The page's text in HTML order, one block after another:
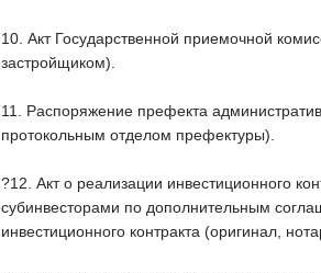
10. Акт Государственной приемочной
застройщиком).
11. Распоряжение префекта
протокольным отделом префектуры).
?12. Акт о реализации инвестиционного
субинвесторами по дополнительным
инвестиционного контракта (оригинал,